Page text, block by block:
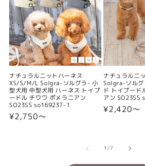
ナチュラルニットハーネス
XS/S/M/L Solgra-ソルグラ- 小
型犬用 中型犬用 ハーネス トイプ
ードル チワワ ポメラニアン
SO23SS so169237-1
通
¥2,750〜
ナチュラルニ
Solgra-ソルグ
ド トイプード
アン SO23SS
通
¥2,420〜
1/の
7